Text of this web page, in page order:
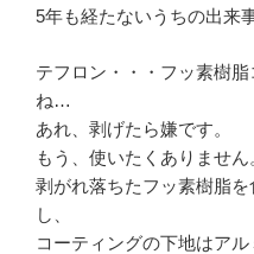
5年も経たないうちの出来
テフロン・・・フッ素樹
ね…
あれ、剥げたら嫌です。
もう、使いたくありません
剥がれ落ちたフッ素樹脂
し、
コーティングの下地はアル